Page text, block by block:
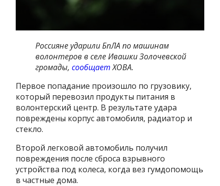
Россияне ударили БпЛА по машинам
волонтеров в селе Ивашки Золочевской
громады,сообщаетХОВА.
Первое попадание произошло по грузовику,
который перевозил продукты питания в
волонтерский центр. В результате удара
повреждены корпус автомобиля, радиатор и
стекло.
Второй легковой автомобиль получил
повреждения после сброса взрывного
устройства под колеса, когда вез гумдопомощь
в частные дома.